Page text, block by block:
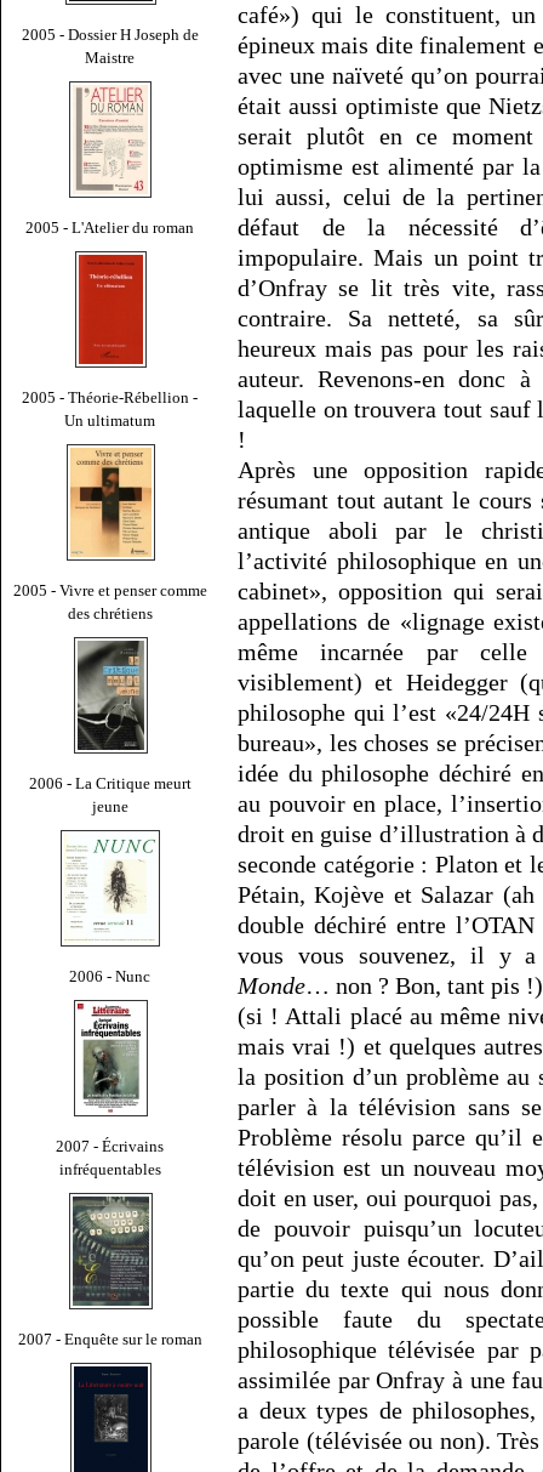
2005 - Dossier H Joseph de
Maistre
2005 - L'Atelier du roman
2005 - Théorie-Rébellion -
Un ultimatum
2005 - Vivre et penser comme
des chrétiens
2006 - La Critique meurt
jeune
2006 - Nunc
2007 - Écrivains
infréquentables
2007 - Enquête sur le roman
café») qui le constituent, un
épineux mais dite finalement
avec une naïveté qu’on
était aussi optimiste que
serait plutôt en ce
optimisme est alimenté par
lui aussi, celui de la
défaut de la nécessité
impopulaire. Mais un point
d’Onfray se lit très vite,
contraire. Sa netteté, sa
heureux mais pas pour les
auteur. Revenons-en donc
laquelle on trouvera tout
!
Après une opposition
résumant tout autant le cours
antique aboli par le
l’activité philosophique en
cabinet», opposition qui
appellations de «lignage
même incarnée par celle
visiblement) et Heidegger
philosophe qui l’est «24/24H
bureau», les choses se
idée du philosophe déchiré
au pouvoir en place,
droit en guise d’illustration à
seconde catégorie : Platon et
Pétain, Kojève et Salazar
double déchiré entre
vous vous souvenez, il y
Monde… non ? Bon, tant pis
(si ! Attali placé au même
mais vrai !) et quelques
la position d’un problème
parler à la télévision sans
Problème résolu parce qu’il
télévision est un nouveau
doit en user, oui pourquoi
de pouvoir puisqu’un
qu’on peut juste écouter.
partie du texte qui nous
possible faute du
philosophique télévisée par
assimilée par Onfray à une
a deux types de
parole (télévisée ou non).